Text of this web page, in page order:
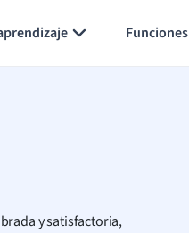
Funciones
y satisfactoria,